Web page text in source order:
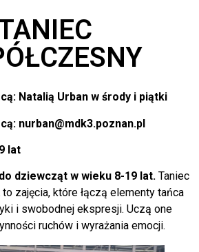
Natalią Urban w środy i piątki
nurban@mdk3.poznan.pl
lat
dziewcząt w wieku 8-19 lat. Taniec
zajęcia, które łączą elementy tańca
i swobodnej ekspresji. Uczą one
ruchów i wyrażania emocji.